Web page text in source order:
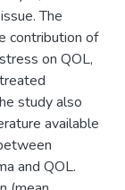
The
contribution of
on QOL,
study also
available
and QOL.